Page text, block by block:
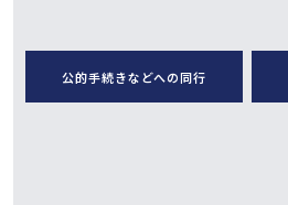
公的手続きなどへの同行